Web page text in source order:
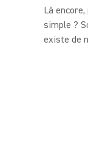
Là
simple ?
existe de